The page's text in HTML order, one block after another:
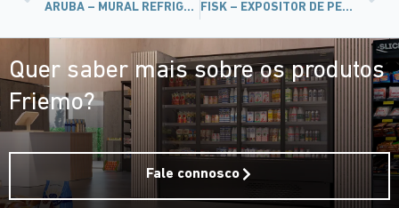
ARUBA – MURAL REFRIGERADO COM LATERAL DE VIDRO FISK – EXPOSITOR DE PEIXE
Quer saber mais sobre os produtos
Friemo?
Fale connosco